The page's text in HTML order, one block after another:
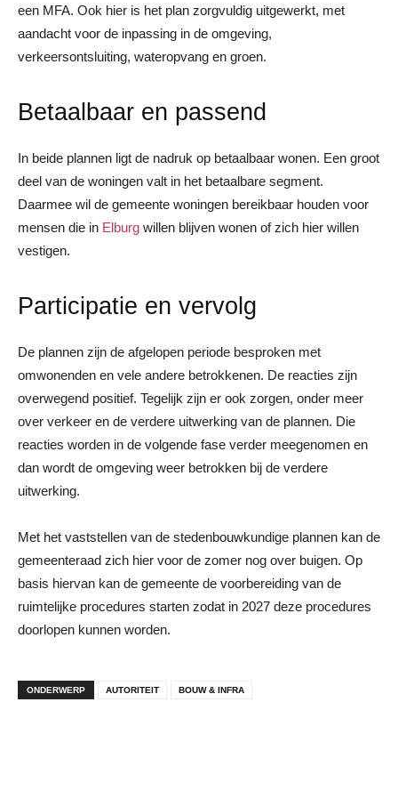
een MFA. Ook hier is het plan zorgvuldig uitgewerkt, met
aandacht voor de inpassing in de omgeving,
verkeersontsluiting, wateropvang en groen.
Betaalbaar en passend
In beide plannen ligt de nadruk op betaalbaar wonen. Een groot
deel van de woningen valt in het betaalbare segment.
Daarmee wil de gemeente woningen bereikbaar houden voor
mensen die in Elburg willen blijven wonen of zich hier willen
vestigen.
Participatie en vervolg
De plannen zijn de afgelopen periode besproken met
omwonenden en vele andere betrokkenen. De reacties zijn
overwegend positief. Tegelijk zijn er ook zorgen, onder meer
over verkeer en de verdere uitwerking van de plannen. Die
reacties worden in de volgende fase verder meegenomen en
dan wordt de omgeving weer betrokken bij de verdere
uitwerking.
Met het vaststellen van de stedenbouwkundige plannen kan de
gemeenteraad zich hier voor de zomer nog over buigen. Op
basis hiervan kan de gemeente de voorbereiding van de
ruimtelijke procedures starten zodat in 2027 deze procedures
doorlopen kunnen worden.
ONDERWERP AUTORITEIT BOUW & INFRA